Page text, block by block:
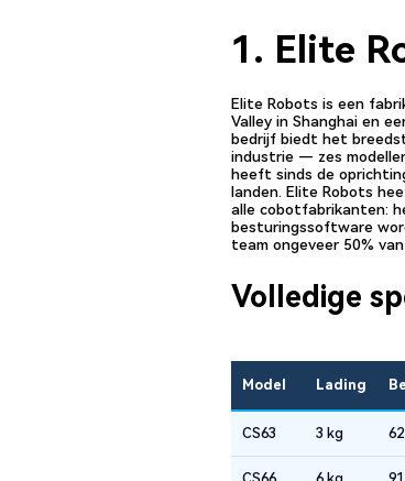
1. Elite
Elite Robots is een
Valley in Shanghai en
bedrijf biedt het
industrie — zes
heeft sinds de
landen. Elite Robots
alle cobotfabrikanten:
besturingssoftware
team ongeveer 50%
Volledige
Model Lading
CS63 3 kg